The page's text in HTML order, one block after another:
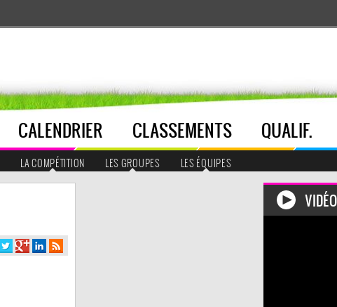
CALENDRIER CLASSEMENTS QUALIF.
LA COMPÉTITION LES GROUPES LES ÉQUIPES